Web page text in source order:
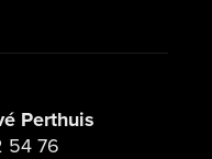
Perthuis
54 76